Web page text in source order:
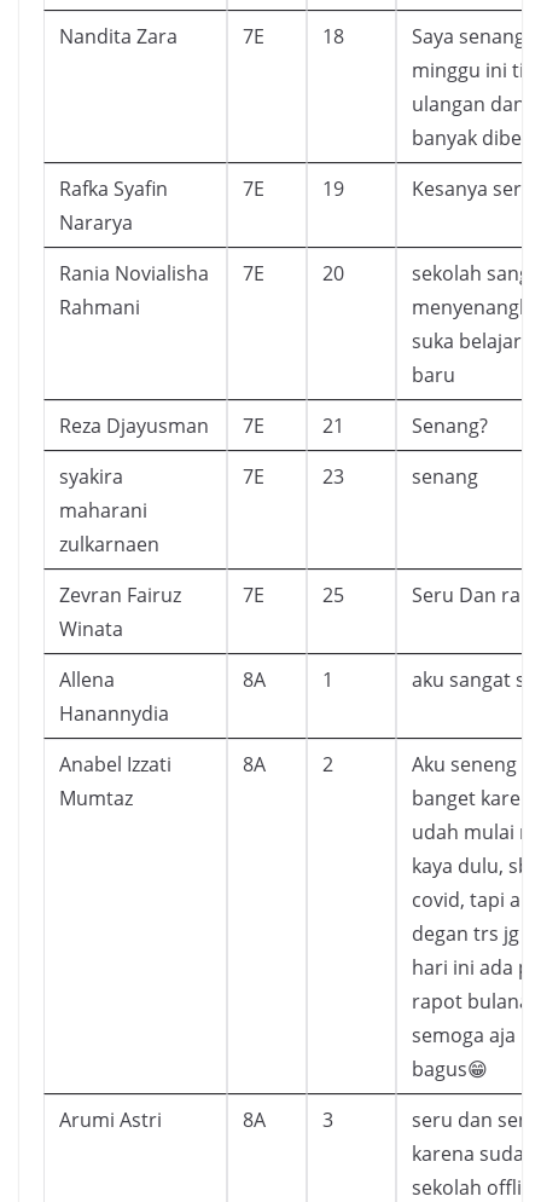
Nandita Zara 7E 18
Saya senang
minggu ini
ulangan dan
banyak diberi
Rafka Syafin
Nararya
7E 19 Kesanya seru
Rania Novialisha
Rahmani
7E 20
sekolah
suka belajar
baru
Reza Djayusman
7E 21
Senang?
syakira
maharani
zulkarnaen
7E 23 senang
Zevran Fairuz
Winata
7E 25 Seru Dan
Allena
Hanannydia
8A 1 aku sangat
Anabel Izzati
Mumtaz
8A 2
Aku seneng
banget
udah mulai
kaya dulu,
covid, tapi
degan trs jg
hari ini ada
rapot
semoga aja
bagus😁
Arumi Astri
8A 3
seru dan
karena
sekolah